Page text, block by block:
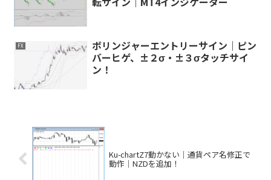
FX
ボリンジャーエントリーサイン｜ピン
バーヒゲ、±２σ・±３σタッチサイ
ン！
Ku-chartZ7動かない｜通貨ペア名修正で
動作｜NZDを追加！